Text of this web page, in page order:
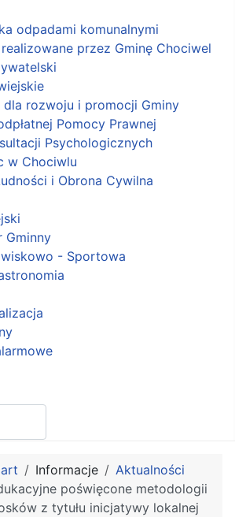
odpadami komunalnymi
przez Gminę Chociwel
dla rozwoju i promocji Gminy
Pomocy Prawnej
Psychologicznych
w Chociwlu
i Obrona Cywilna
Gminny
- Sportowa
Informacje
Aktualności
poświęcone metodologii
z tytułu inicjatywy lokalnej